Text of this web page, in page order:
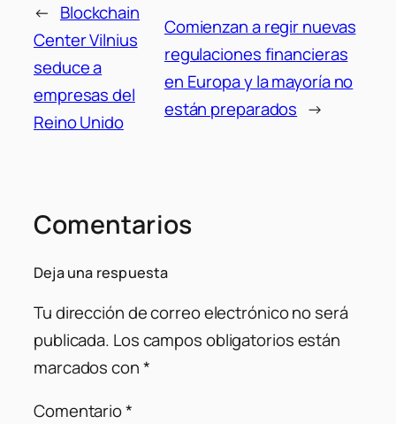
← Blockchain
Center Vilnius
seduce a
empresas del
Reino Unido
Comienzan a regir nuevas
regulaciones financieras
en Europa y la mayoría no
están preparados →
Comentarios
Deja una respuesta
Tu dirección de correo electrónico no será
publicada. Los campos obligatorios están
marcados con*
Comentario*